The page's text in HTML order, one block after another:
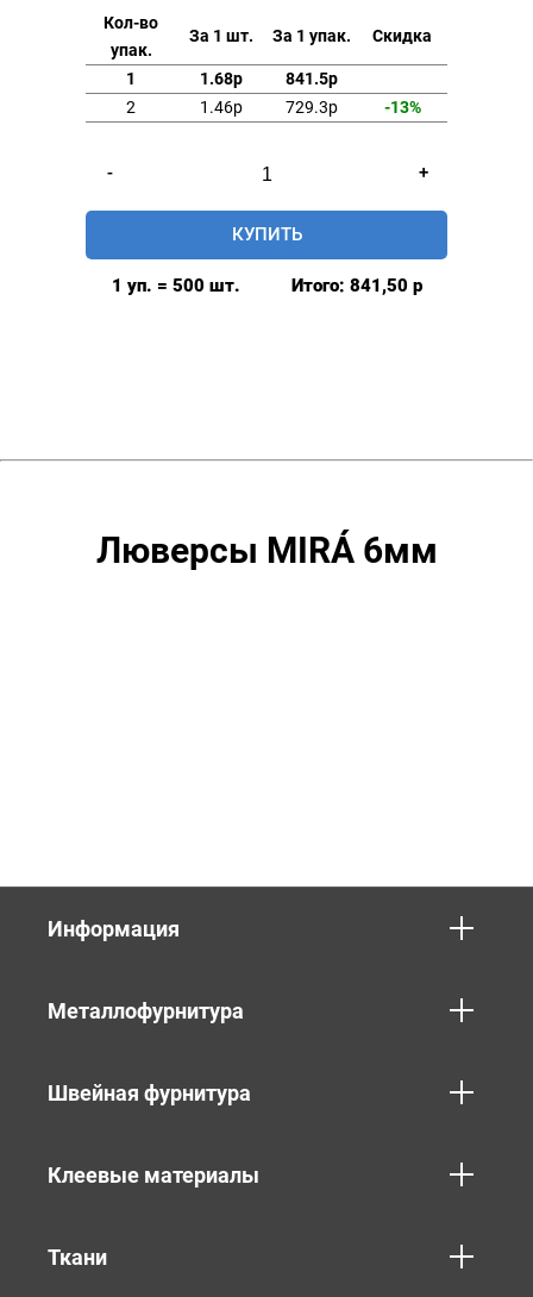
Кол-во
упак.
За 1 шт. За 1 упак. Скидка
1 1.68р
841.5р
2
1.46р 729.3р -13%
-
товара
Люверсы
6мм
+
КУПИТЬ
1 уп. = 500 шт. Итого: 841,50 р
Люверсы MIRÁ 6мм
Информация
Металлофурнитура
Швейная фурнитура
Клеевые материалы
Ткани